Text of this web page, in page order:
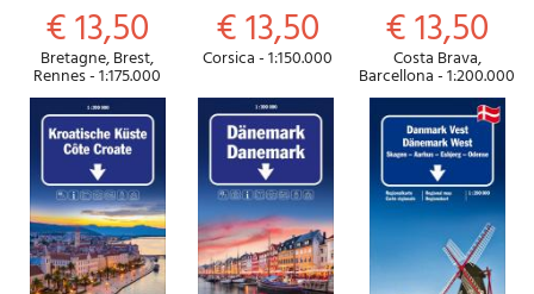
€ 13,50
Bretagne, Brest,
Rennes - 1:175.000
€ 13,50
Corsica - 1:150.000
€ 13,50
Costa Brava,
Barcellona - 1:200.000